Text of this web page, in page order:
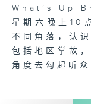
What’s Up
星期六晚上10
不同角落，认
包括地区掌故
角度去勾起听